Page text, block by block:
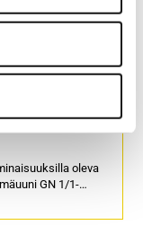
Unox
One XEVC-0711-
oleva
GN 1/1-
uuniin on